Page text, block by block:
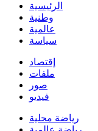
الرئيسية
وطنية
عالمية
سياسة
إقتصاد
ملفات
صور
فيديو
رياضة محلية